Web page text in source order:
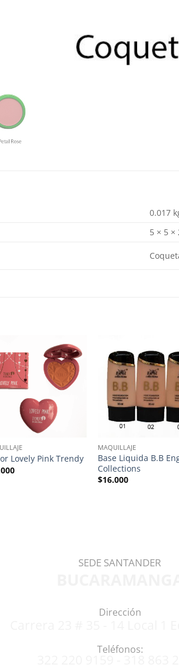
0.017
5 × 5 ×
Lovely Pink Trendy
MAQUILLAJE
Base Liquida B.B
Collections
$16.000
SEDE SANTANDER
Dirección
Teléfonos: